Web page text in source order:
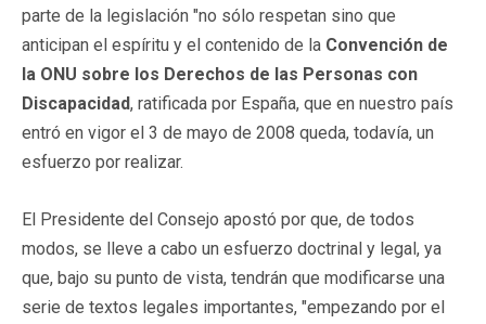
parte de la legislación "no sólo respetan sino que
anticipan el espíritu y el contenido de la Convención de
la ONU sobre los Derechos de las Personas con
Discapacidad, ratificada por España, que en nuestro país
entró en vigor el 3 de mayo de 2008 queda, todavía, un
esfuerzo por realizar.
El Presidente del Consejo apostó por que, de todos
modos, se lleve a cabo un esfuerzo doctrinal y legal, ya
que, bajo su punto de vista, tendrán que modificarse una
serie de textos legales importantes, "empezando por el